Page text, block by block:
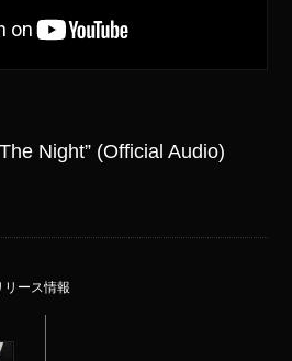
Night” (Official Audio)
リース情報